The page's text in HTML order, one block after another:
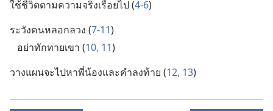
ใช้​ชีวิต​ตาม​ความ​จริง​เรื่อย​ไป (4-6)
ระวัง​คน​หลอก​ลวง (7-11)
อย่า​ทักทาย​เขา (10, 11)
วาง​แผน​จะ​ไป​หา​พี่​น้อง​และ​คำ​ลง​ท้าย (12, 13)